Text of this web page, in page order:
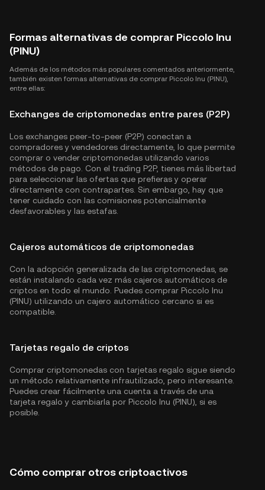
Formas alternativas de comprar Piccolo Inu
(PINU)
Además de los métodos más populares comentados anteriormente,
también existen formas alternativas de comprar Piccolo Inu (PINU),
entre ellas:
Exchanges de criptomonedas entre pares (P2P)
Los exchanges peer-to-peer (P2P) conectan a
compradores y vendedores directamente, lo que permite
comprar o vender criptomonedas utilizando varios
métodos de pago. Con el trading P2P, tienes más libertad
para seleccionar las ofertas que prefieras y operar
directamente con contrapartes. Sin embargo, hay que
tener cuidado con las comisiones potencialmente
desfavorables y las estafas.
Cajeros automáticos de criptomonedas
Con la adopción generalizada de las criptomonedas, se
están instalando cada vez más cajeros automáticos de
criptos en todo el mundo. Puedes comprar Piccolo Inu
(PINU) utilizando un cajero automático cercano si es
compatible.
Tarjetas regalo de criptos
Comprar criptomonedas con tarjetas regalo sigue siendo
un método relativamente infrautilizado, pero interesante.
Puedes crear fácilmente una cuenta a través de una
tarjeta regalo y cambiarla por Piccolo Inu (PINU), si es
posible.
Cómo comprar otros criptoactivos